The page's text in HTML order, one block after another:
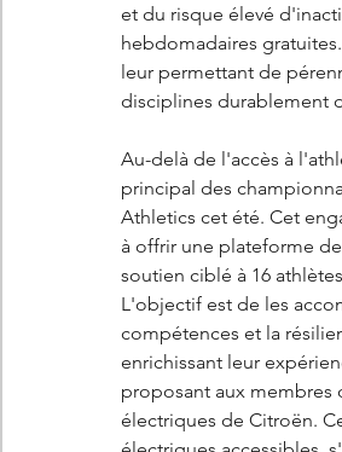
et du risque élevé
hebdomadaires
leur permettant de
disciplines durablement
Au-delà de l'accès à
principal des
Athletics cet été. Cet
à offrir une plateforme
soutien ciblé à 16
L'objectif est de les
compétences et la
enrichissant leur
proposant aux membres
électriques de Citroën.